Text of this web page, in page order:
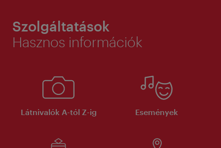
Szolgáltatások
Hasznos információk
Látnivalók A-tól Z-ig Események